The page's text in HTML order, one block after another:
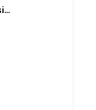
Ponte pedonale sul Tessino